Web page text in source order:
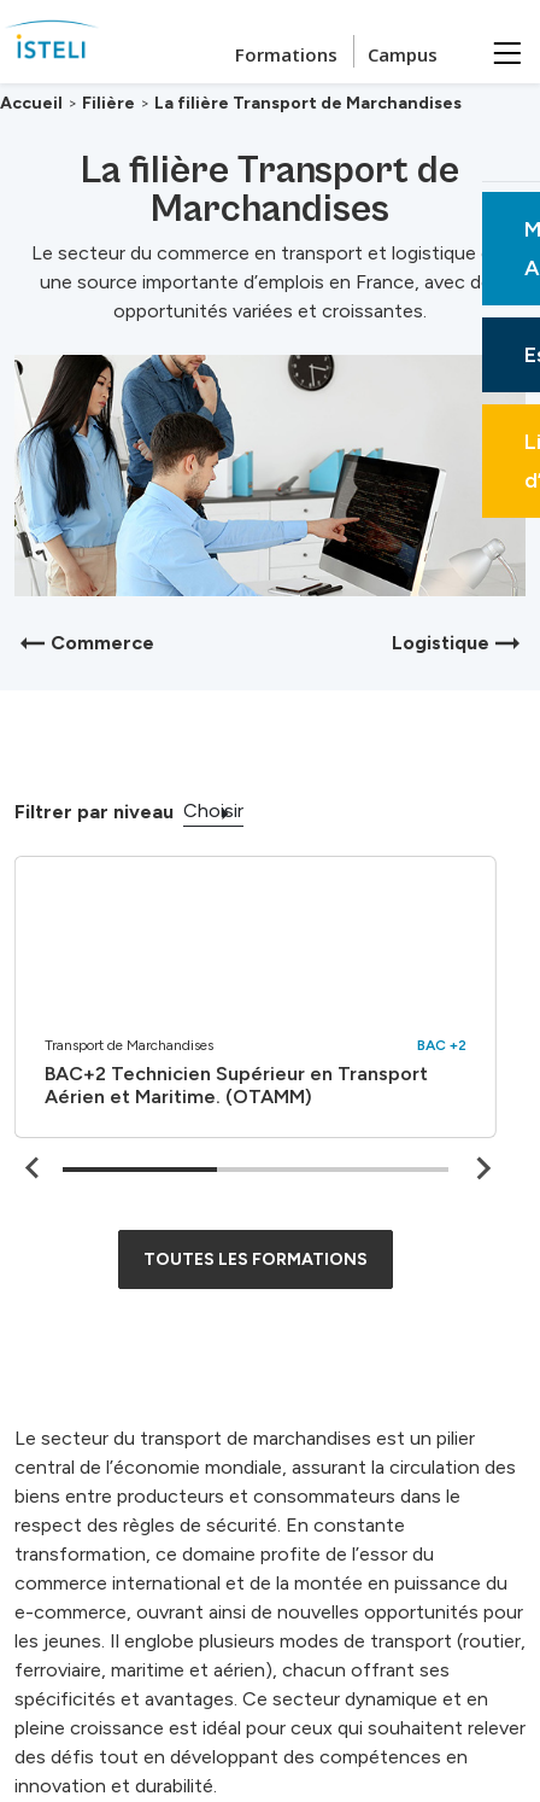
Formations Campus
Accueil > Filière > La filière Transport de Marchandises
La filière Transport de
Marchandises
Le secteurdu commerce en transport et logistique est
une source importante d’emplois en France, avec des
opportunités variées et croissantes.
Commerce Logistique
Filtrer par niveau Choisir
Transport de Marchandises BAC +2
BAC+2 Technicien Supérieur en Transport
Aérien et Maritime. (OTAMM)
TOUTES LES FORMATIONS
Le secteur du transport de marchandises est un pilier
central de l’économie mondiale, assurant la circulation des
biens entre producteurs et consommateurs dans le
respect des règles de sécurité. En constante
transformation, ce domaine profite de l’essor du
commerce international et de la montée en puissance du
e-commerce, ouvrant ainsi de nouvelles opportunités pour
les jeunes. Il englobe plusieurs modes de transport (routier,
ferroviaire, maritime et aérien), chacun offrant ses
spécificités et avantages. Ce secteur dynamique et en
pleine croissance est idéal pour ceux qui souhaitent relever
des défis tout en développant des compétences en
innovation et durabilité.